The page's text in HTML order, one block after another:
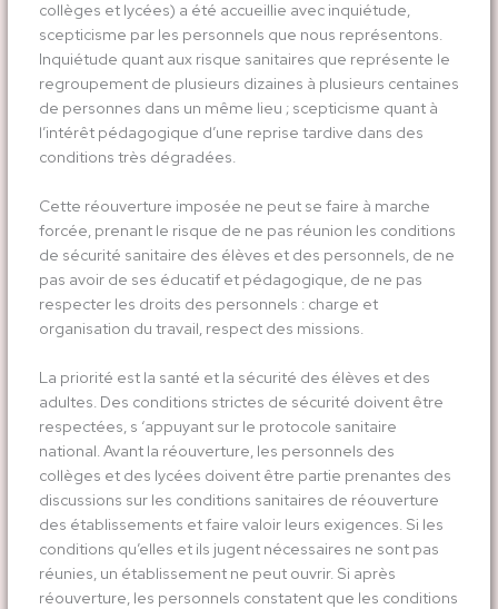
collèges et lycées) a été accueillie avec inquiétude,
scepticisme par les personnels que nous représentons.
Inquiétude quant aux risque sanitaires que représente le
regroupement de plusieurs dizaines à plusieurs centaines
de personnes dans un même lieu ; scepticisme quant à
l’intérêt pédagogique d’une reprise tardive dans des
conditions très dégradées.
Cette réouverture imposée ne peut se faire à marche
forcée, prenant le risque de ne pas réunion les conditions
de sécurité sanitaire des élèves et des personnels, de ne
pas avoir de ses éducatif et pédagogique, de ne pas
respecter les droits des personnels : charge et
organisation du travail, respect des missions.
La priorité est la santé et la sécurité des élèves et des
adultes. Des conditions strictes de sécurité doivent être
respectées, s ‘appuyant sur le protocole sanitaire
national. Avant la réouverture, les personnels des
collèges et des lycées doivent être partie prenantes des
discussions sur les conditions sanitaires de réouverture
des établissements et faire valoir leurs exigences. Si les
conditions qu’elles et ils jugent nécessaires ne sont pas
réunies, un établissement ne peut ouvrir. Si après
réouverture, les personnels constatent que les conditions